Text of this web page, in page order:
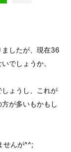
したが、現在36
でしょうか。
ょうし、これが
が多いもかもし
せんが^^;